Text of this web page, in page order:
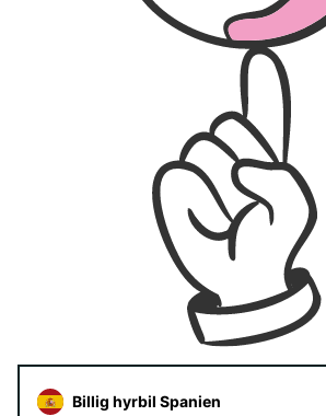
Billig hyrbil Spanien